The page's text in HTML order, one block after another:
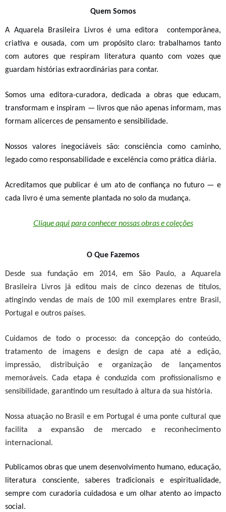
Quem Somos
A Aquarela Brasileira Livros é uma editora contemporânea,
criativa e ousada, com um propósito claro: trabalhamos tanto
com autores que respiram literatura quanto com vozes que
guardam histórias extraordinárias para contar.
Somos uma editora-curadora, dedicada a obras que educam,
transformam e inspiram — livros que não apenas informam, mas
formam alicerces de pensamento e sensibilidade.
Nossos valores inegociáveis são: consciência como caminho,
legado como responsabilidade e excelência como prática diária.
Acreditamos que publicar é um ato de confiança no futuro — e
cada livro é uma semente plantada no solo da mudança.
Clique aqui para conhecer nossas obras e coleções
O Que Fazemos
Desde sua fundação em 2014, em São Paulo, a Aquarela
Brasileira Livros já editou mais de cinco dezenas de títulos,
atingindo vendas de mais de 100 mil exemplares entre Brasil,
Portugal e outros países.
Cuidamos de todo o processo: da concepção do conteúdo,
tratamento de imagens e design de capa até a edição,
impressão, distribuição e organização de lançamentos
memoráveis. Cada etapa é conduzida com profissionalismo e
sensibilidade, garantindo um resultado à altura da sua história.
Nossa atuação no Brasil e em Portugal é uma ponte cultural que
facilita a
expansão de mercado e reconhecimento
internacional.
Publicamos obras que unem desenvolvimento humano, educação,
literatura consciente, saberes tradicionaise espiritualidade,
sempre com curadoria cuidadosa e um olhar atento ao impacto
social.